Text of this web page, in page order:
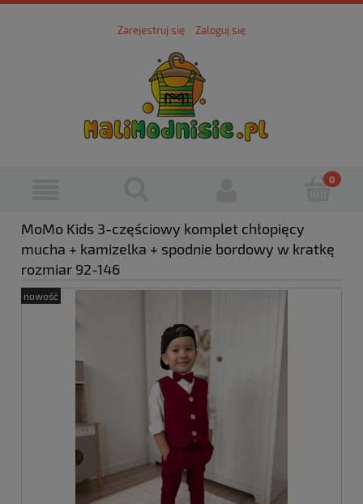
Zarejestruj się Zaloguj się
MoMo Kids 3-częściowy komplet chłopięcy
mucha + kamizelka + spodnie bordowy w kratkę
rozmiar 92-146
nowość